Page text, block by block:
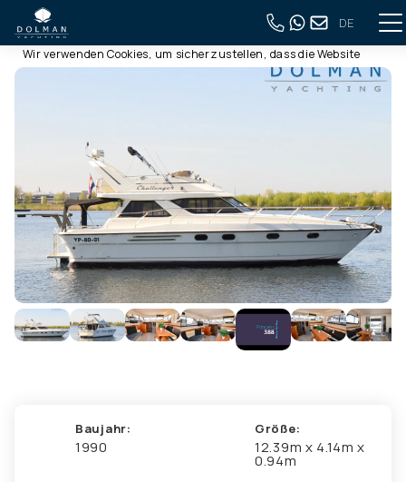
DE
Zurück zur vollständigen Übersicht
Baujahr:
1990
Größe:
12.39m x 4.14m x
0.94m
Diese Webseite verwendet Cookies
Wir verwenden Cookies, um sicherzustellen, dass die Website
ordnungsgemäß funktioniert. Lesen Sie mehr über unsere
Datenschutzerklärung